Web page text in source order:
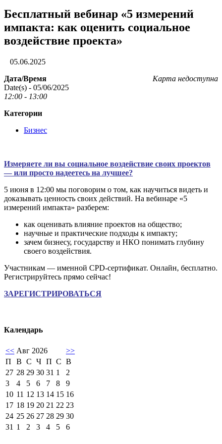
Бесплатный вебинар «5 измерений
импакта: как оценить социальное
воздействие проекта»
05.06.2025
Карта недоступна
Дата/Время
Date(s) - 05/06/2025
12:00 - 13:00
Категории
Бизнес
Измеряете ли вы социальное воздействие своих проектов
— или просто надеетесь на лучшее?
5 июня в 12:00 мы поговорим о том, как научиться видеть и
доказывать ценность своих действий. На вебинаре «5
измерений импакта» разберем:
как оценивать влияние проектов на общество;
научные и практические подходы к импакту;
зачем бизнесу, государству и НКО понимать глубину
своего воздействия.
Участникам — именной CPD-сертификат. Онлайн, бесплатно.
Регистрируйтесь прямо сейчас!
ЗАРЕГИСТРИРОВАТЬСЯ
Календарь
<< Авг 2026
>>
П
В С Ч П С В
27 28 29 30 31 1
2
3
4 5 6 7 8
9
10 11 12 13 14 15 16
17 18 19 20 21 22 23
24 25 26 27 28 29 30
31 1 2 3 4 5 6